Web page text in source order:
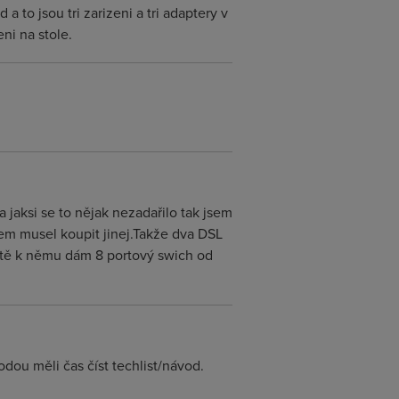
a to jsou tri zarizeni a tri adaptery v
na stole.
jaksi se to nějak nezadařilo tak jsem
musel koupit jinej.Takže dva DSL
k němu dám 8 portový swich od
měli čas číst techlist/návod.